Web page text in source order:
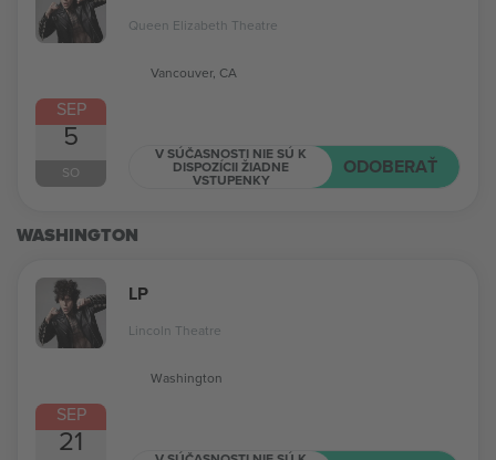
SEP
5
SO
Queen Elizabeth Theatre
Vancouver, CA
V SÚČASNOSTI NIE SÚ K
DISPOZÍCII ŽIADNE
VSTUPENKY
ODOBERAŤ
WASHINGTON
SEP
21
LP
Lincoln Theatre
Washington